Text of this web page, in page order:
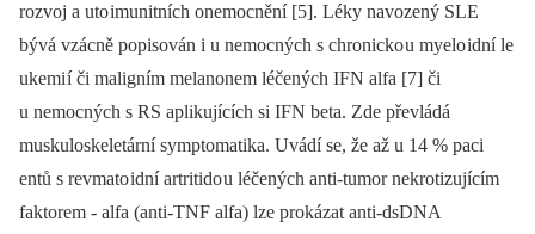
rozvoj a uto imunitních onemocnění [5]. Léky navozený SLE
bývá vzácně popisován i u nemocných s chronicko u myelo idní le
ukemi í či maligním melanonem léčených IFN alfa [7] či
u nemocných s RS aplikujících si IFN beta. Zde převládá
muskulo­skeletární symptomatika. Uvádí se, že až u 14 % paci
entů s revmato idní artritido u léčených anti‑tumor nekrotizujícím
faktorem -⁠ alfa (anti‑TNF alfa) lze prokázat anti‑dsDNA